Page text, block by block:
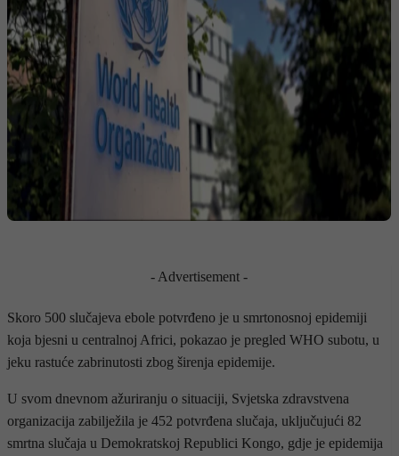
- Advertisement -
Skoro 500 slučajeva ebole potvrđeno je u smrtonosnoj epidemiji
koja bjesni u centralnoj Africi, pokazao je pregled WHO subotu, u
jeku rastuće zabrinutosti zbog širenja epidemije.
U svom dnevnom ažuriranju o situaciji, Svjetska zdravstvena
organizacija zabilježila je 452 potvrđena slučaja, uključujući 82
smrtna slučaja u Demokratskoj Republici Kongo, gdje je epidemija